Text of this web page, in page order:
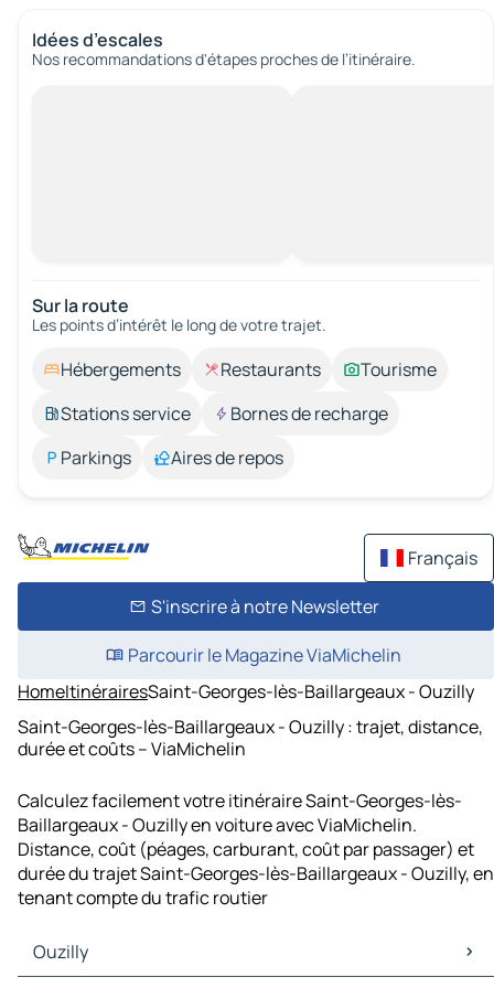
Idées d’escales
Nos recommandations d'étapes proches de l’itinéraire.
Sur la route
Les points d’intérêt le long de votre trajet.
Hébergements Restaurants
Tourisme
Stations service
Bornes de recharge
Parkings
Aires de repos
Français
S'inscrire à notre Newsletter
Parcourir le Magazine ViaMichelin
HomeItinérairesSaint-Georges-lès-Baillargeaux - Ouzilly
Saint-Georges-lès-Baillargeaux - Ouzilly : trajet, distance,
durée et coûts – ViaMichelin
Calculez facilement votre itinéraire Saint-Georges-lès-
Baillargeaux - Ouzilly en voiture avec ViaMichelin.
Distance, coût (péages, carburant, coût par passager) et
durée du trajet Saint-Georges-lès-Baillargeaux - Ouzilly, en
tenant compte du trafic routier
Ouzilly